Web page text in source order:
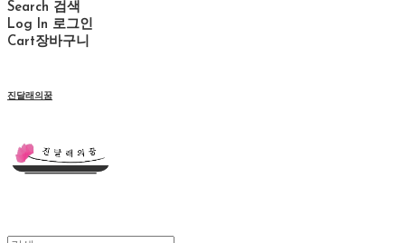
Search 검색
Log In 로그인
Cart장바구니
진달래의꿈